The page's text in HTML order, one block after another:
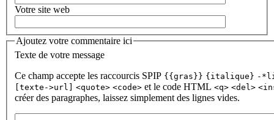
Votre site web
Ajoutez votre commentaire ici
Texte de votre message
Ce champ accepte les raccourcis SPIP {{gras}} {italique} -
[texte->url]
<quote> <code> et le code HTML <q> <del>
créer des paragraphes, laissez simplement des lignes vides.